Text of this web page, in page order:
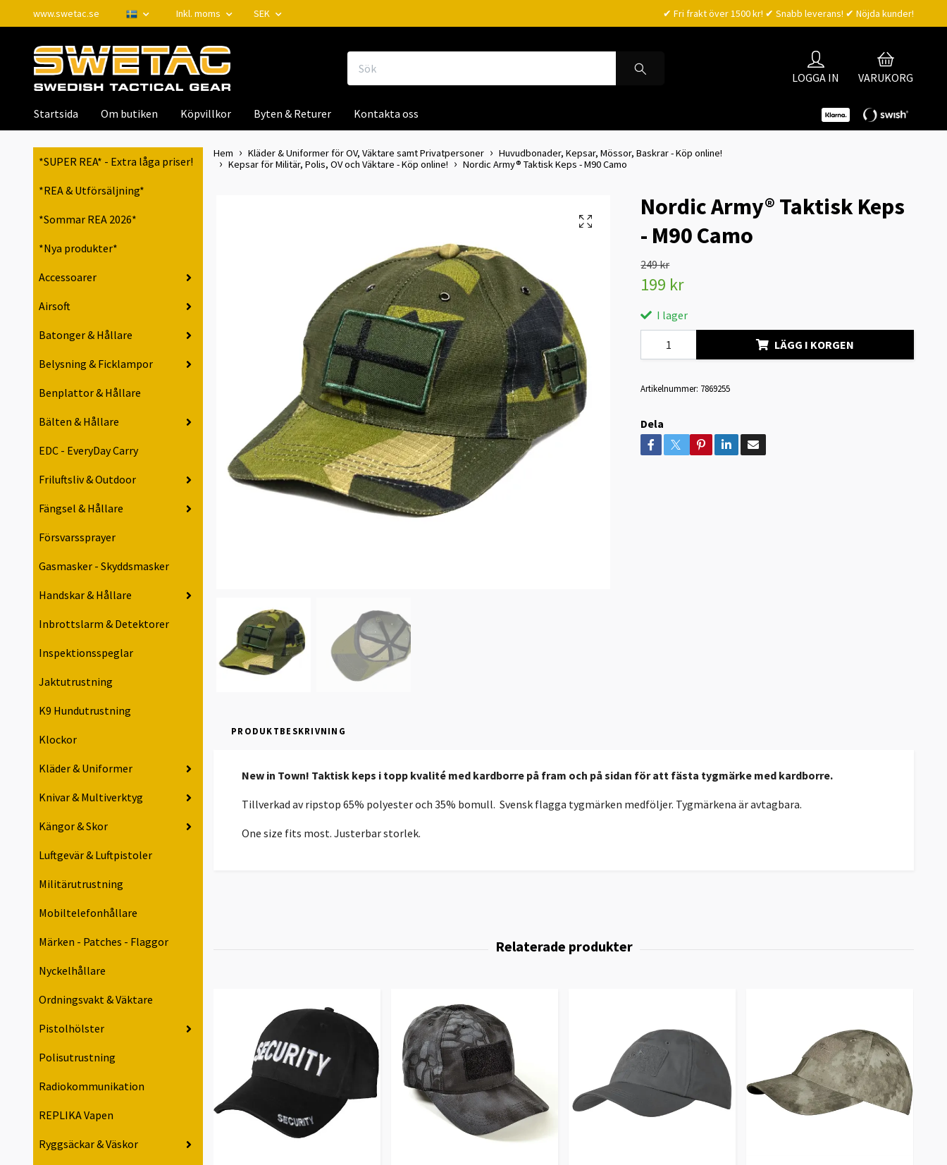
www.swetac.se Inkl. moms SEK ✔ Fri frakt över 1500 kr! ✔ Snabb leverans! ✔ Nöjda kunder!
LOGGA IN VARUKORG
Startsida Om butiken Köpvillkor Byten & Returer Kontakta oss
*SUPER REA* - Extra låga priser!
*REA & Utförsäljning*
*Sommar REA 2026*
*Nya produkter*
Accessoarer
Airsoft
Batonger & Hållare
Belysning & Ficklampor
Benplattor & Hållare
Bälten & Hållare
EDC - EveryDay Carry
Friluftsliv & Outdoor
Fängsel & Hållare
Försvarssprayer
Gasmasker - Skyddsmasker
Handskar & Hållare
Inbrottslarm & Detektorer
Inspektionsspeglar
Jaktutrustning
K9 Hundutrustning
Klockor
Kläder & Uniformer
Knivar & Multiverktyg
Kängor & Skor
Luftgevär & Luftpistoler
Militärutrustning
Mobiltelefonhållare
Märken - Patches - Flaggor
Nyckelhållare
Ordningsvakt & Väktare
Pistolhölster
Polisutrustning
Radiokommunikation
REPLIKA Vapen
Ryggsäckar & Väskor
Hem Kläder & Uniformer för OV, Väktare samt Privatpersoner
Huvudbonader, Kepsar, Mössor, Baskrar - Köp online!
Kepsar för Militär, Polis, OV och Väktare - Köp online!
Nordic Army® Taktisk Keps - M90 Camo
Nordic Army® Taktisk Keps
- M90 Camo
249 kr
199 kr
I lager
LÄGG I KORGEN
Artikelnummer: 7869255
Dela
PRODUKTBESKRIVNING
New in Town! Taktisk keps i topp kvalité med kardborre på fram och på sidan för att fästa tygmärke med kardborre.
Tillverkad av ripstop 65% polyester och 35% bomull. Svensk flagga tygmärken medföljer. Tygmärkena är avtagbara.
One size fits most. Justerbar storlek.